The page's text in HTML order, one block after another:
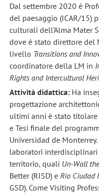
Dal settembre 2020 è
del paesaggio (ICAR/15)
culturali dell’Alma Mater
dove è stato direttore del
livello Transitions and
coordinatore della LM in
Rights and Intercultural
Attività didattica:Ha
progettazione
ultimi anni è stato titolare
e Tesi finale del
Universidad de
laboratori
territorio, quali Un-Wall
Better (RISD) e Río Ciudad
GSD). Come Visiting